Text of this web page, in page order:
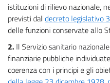
12
12 bis
13
PARTECIPAZIONE
DEI
istituzioni di rilievo nazionale,
previsti dal decreto legislativo
delle funzioni conservate allo
2. Il Servizio sanitario
finanziarie pubbliche
coerenza con i principi e gli